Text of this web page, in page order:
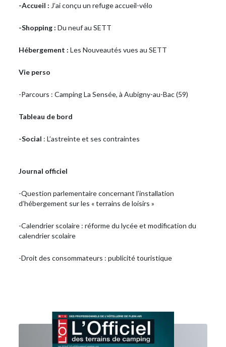
-Accueil : J’ai conçu un refuge accueil-vélo
-Shopping : Du neuf au SETT
Hébergement : Les Nouveautés vues au SETT
Vie perso
-Parcours : Camping La Sensée, à Aubigny-au-Bac (59)
Tableau de bord
-Social : L’astreinte et ses contraintes
Journal officiel
-Question parlementaire concernant l’installation
d’hébergement sur les « terrains de loisirs »
-Calendrier scolaire : réforme du lycée et modification du
calendrier scolaire
-Droit des consommateurs : publicité touristique